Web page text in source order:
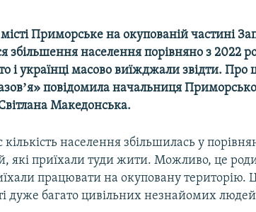
Приморське на окупованій частині
збільшення населення порівняно з 2022
і українці масово виїжджали звідти. Про
повідомила начальниця Приморської
Македонська.
населення збільшилась у
які приїхали туди жити. Можливо, це
працювати на окуповану
дуже багато цивільних незнайомих